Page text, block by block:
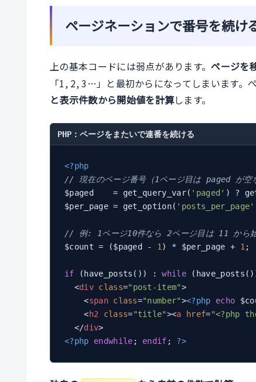
ページネーションで番号を続け
上の基本コードには弱点があります。ページを
「1, 2, 3…」と最初からになってしまいます。
と表示件数から開始値を計算します。
PHP：ページをまたいで連番を続ける
<?php
// 現在のページ番号（1ページ目は paged が空
$paged    = get_query_var( 'paged' ) ?
$per_page = get_option( 'posts_per_page'
// 例: 1ページ10件なら 2ページ目は 11 から
$count = ($paged - 1 ) * $per_page + 1 ;
if (have_posts()) : while
<div class="post-item">
<span class="number"><?php echo
<h2 class="title"><a href="<?php
</div>
<?php
endwhile ; endif ; ?>